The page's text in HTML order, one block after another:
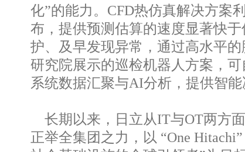
化”的能力。CFD热仿真解决方案
布，提供预测估算的速度显著快
护、及早发现异常，通过高水平
研究院展示的巡检机器人方案，
系统数据汇聚与AI分析，提供智能
长期以来，日立从IT与OT两方
正举全集团之力，以 “One